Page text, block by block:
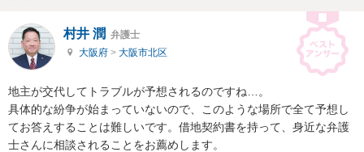
村井 潤 弁護士
大阪府 > 大阪市北区
地主が交代してトラブルが予想されるのですね…。
具体的な紛争が始まっていないので、このような場所で全て予想し
てお答えすることは難しいです。借地契約書を持って、身近な弁護
士さんに相談されることをお薦めします。